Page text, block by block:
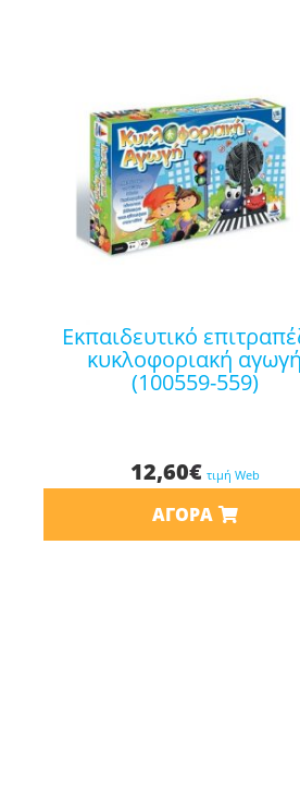
εκπαιδευτικό επιτραπέζιο
κυκλοφοριακή αγωγή
(100559-559)
12,60€ τιμή Web
ΑΓΟΡΆ